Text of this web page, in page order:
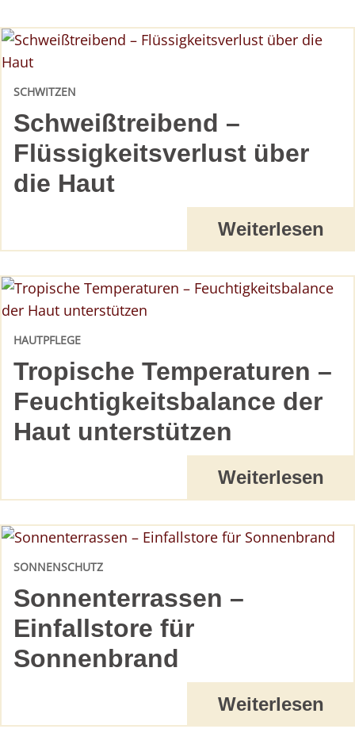
Schweißtreibend –
Flüssigkeitsverlust über
die Haut
SCHWITZEN
Weiterlesen
Tropische Temperaturen –
Feuchtigkeitsbalance der
Haut unterstützen
HAUTPFLEGE
Weiterlesen
Sonnenterrassen –
Einfallstore für
Sonnenbrand
SONNENSCHUTZ
Weiterlesen